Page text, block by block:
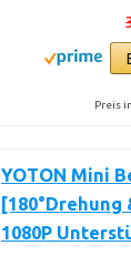
Preis
YOTON Mini
1080P